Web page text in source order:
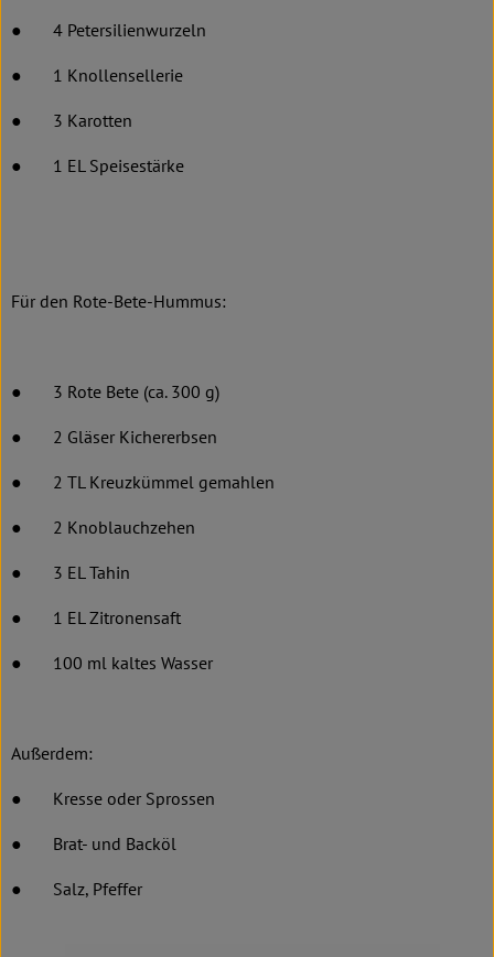
● 4 Petersilienwurzeln
● 1 Knollensellerie
● 3 Karotten
● 1 EL Speisestärke
Für den Rote-Bete-Hummus:
● 3 Rote Bete (ca. 300 g)
● 2 Gläser Kichererbsen
● 2 TL Kreuzkümmel gemahlen
● 2 Knoblauchzehen
● 3 EL Tahin
● 1 EL Zitronensaft
● 100 ml kaltes Wasser
Außerdem:
● Kresse oder Sprossen
● Brat- und Backöl
● Salz, Pfeffer